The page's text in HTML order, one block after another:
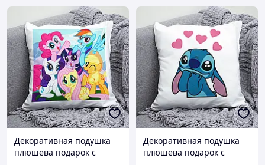
Декоративная подушка
плюшева подарок с
Декоративная подушка
плюшева подарок с